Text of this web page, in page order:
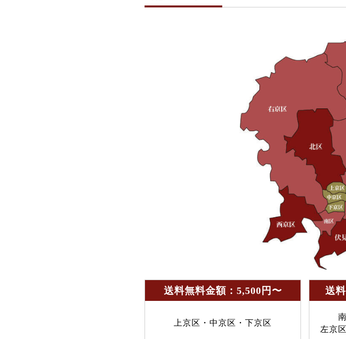
送料無料金額：5,500円〜
上京区・中京区・下京区
送
左京